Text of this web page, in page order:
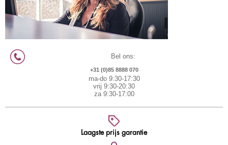
Bel ons:
+31 (0)85 8888 070
ma-do 9:30-17:30
vrij 9:30-20:30
za 9:30-17:00
Laagste prijs garantie